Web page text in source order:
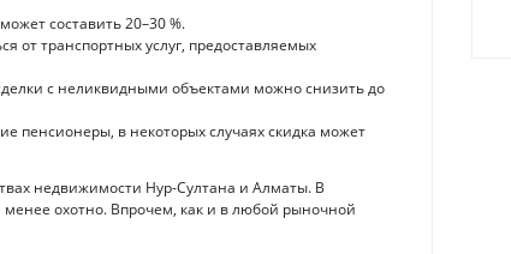
составить 20–30 %.
от транспортных услуг, предоставляемых
с неликвидными объектами можно снизить до
пенсионеры, в некоторых случаях скидка может
недвижимости Нур-Султана и Алматы. В
менее охотно. Впрочем, как и в любой рыночной